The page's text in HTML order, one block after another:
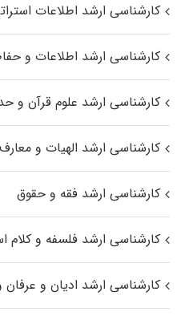
کارشناسی ارشد اطلاعات
کارشناسی ارشد اطلاعات و
کارشناسی ارشد علوم قرآن و
کارشناسی ارشد الهیات و
کارشناسی ارشد فقه و حقوق
کارشناسی ارشد فلسفه و کلام
کارشناسی ارشد ادیان و